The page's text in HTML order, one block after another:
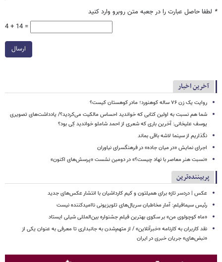
* لطفا حاصل عبارت را در جعبه متن روبرو وارد کنید
4 + 14 =
ارسال
آخرین اخبار
روایت یک زن ۷۶ ساله کوهنورد؛ مادر کوهستان کیست؟
شما هم نسبت به اولین کتابی که خواندید احساس مالکیت می‌کردید؟/ یادداشت‌های تصویری
یوسف علیخانی: آخرین باری که شعری از احمد شاملو خواندید کِی بود؟
نگذاریم از سینما لاشه باقی بماند
اجرای نمایش «در میان جاده» در فرهنگسرای نیاوران
«نسبت هنر معاصر با نهاد چیست؟» در دومین نشست «پرسش‌های اکنون»
پربیننده‌ترین
عکس | دردسر تازه برای همیلتون و کیم کارداشیان با انتشار عکس‌های جدید
رئیس سیمافیلم: آمار مخاطبان سریال‌های تلویزیونی ناامیدکننده نیست
«ماه کوچولوی من» بر سکوی بهترین فیلم جشنواره بین‌المللی شیلی ایستاد
نقد کاربران به کارنامه «خبرآنلاین» / از متهم‌شدن به جانبداری تا معرفی به عنوان یکی از
«نبض‌های» جریان خبری در ایران